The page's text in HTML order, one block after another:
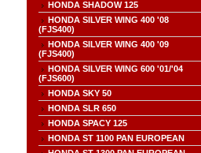
HONDA SHADOW 125
HONDA SILVER WING 400 '08
(FJS400)
HONDA SILVER WING 400 '09
(FJS400)
HONDA SILVER WING 600 '01/'04
(FJS600)
HONDA SKY 50
HONDA SLR 650
HONDA SPACY 125
HONDA ST 1100 PAN EUROPEAN